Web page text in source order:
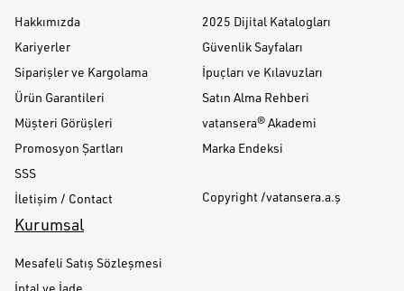
Hakkımızda
Kariyerler
Siparişler ve Kargolama
Ürün Garantileri
Müşteri Görüşleri
Promosyon Şartları
SSS
İletişim / Contact
2025 Dijital Katalogları
Güvenlik Sayfaları
İpuçları ve Kılavuzları
Satın Alma Rehberi
vatansera® Akademi
Marka Endeksi
Copyright /vatansera.a.ş
Kurumsal
Mesafeli Satış Sözleşmesi
İptal ve İade